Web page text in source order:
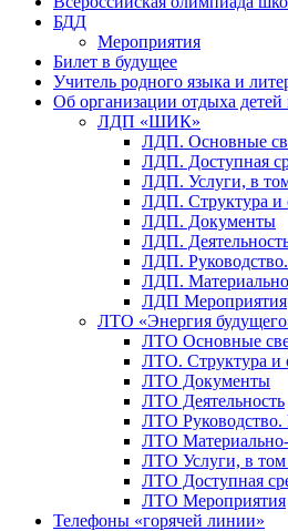
БДД
Мероприятия
Билет в будущее
Учитель родного языка и
Об организации отдыха
ЛДП «ШИК»
ЛДП. Основные
ЛДП. Доступная
ЛДП. Услуги, в
ЛДП. Структура и
ЛДП. Документы
ЛДП.
ЛДП. Руководство.
ЛДП.
ЛДП Мероприятия
ЛТО «Энергия
ЛТО Основные
ЛТО. Структура и
ЛТО Документы
ЛТО Деятельность
ЛТО Руководство.
ЛТО Материально-
ЛТО Услуги, в том
ЛТО Доступная
ЛТО Мероприятия
Телефоны «горячей линии»